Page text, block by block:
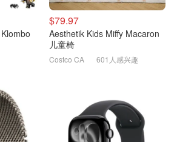
$79.97
Aesthetik Kids Miffy Macaron
儿童椅
Costco CA 601人感兴趣